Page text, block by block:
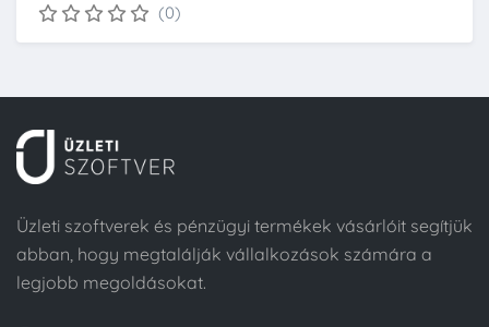
(0)
Üzleti szoftverek és pénzügyi termékek vásárlóit segítjük
abban, hogy megtalálják vállalkozások számára a
legjobb megoldásokat.